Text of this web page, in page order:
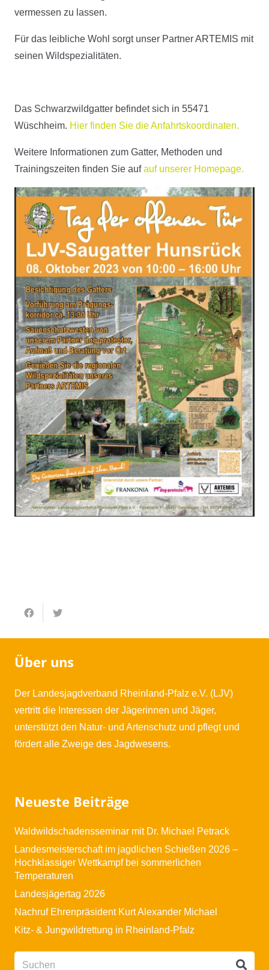
vermessen zu lassen.
Für das leibliche Wohl sorgt unser Partner ARTEMIS mit
seinen Wildspezialitäten.
Das Schwarzwildgatter befindet sich in 55471
Wüschheim. Hier finden Sie die Anfahrtskoordinaten.
Weitere Informationen zum Gatter, Methoden und
Trainingszeiten finden Sie aufauf unserer Homepage.
Über uns
Der Landesjagdverband Rheinland-Pfalz e.V. (LJV)
vertritt die Interessen der Jägerinnen und Jäger,
unterstützt den Natur- und Artenschutz und pflegt und
fördert alle Zweige des Jagdwesens.
Neueste Beiträge
Waldwildschadensseminar mit Dr. Michael Petrack
Landesmeisterschaft im jagdlichen Schießen 2026 –
Hochklassiger Wettkampf bei sommerlichen
Temperaturen
Landesjägertag 2026
Nachruf Ehrenpräsident Kurt Alexander Michael
Kitz- & Jungwildrettung in Rheinland-Pfalz